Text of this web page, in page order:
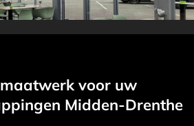
voor uw
Midden-Drenthe